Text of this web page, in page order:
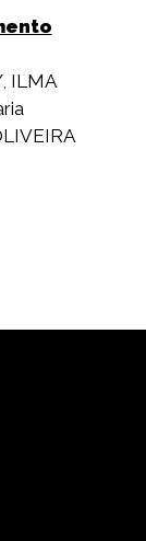
, ILMA